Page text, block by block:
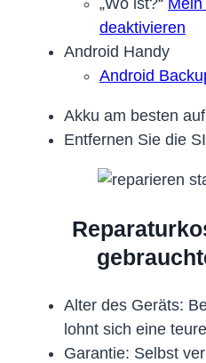
deaktivieren
Android Handy
Android
Akku am besten
Entfernen Sie die
Alter des Geräts:
lohnt sich eine
Garantie: Selbst